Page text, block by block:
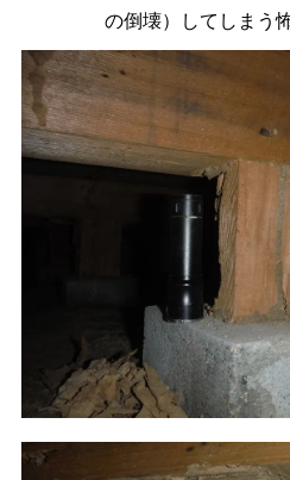
の倒壊）してしまう